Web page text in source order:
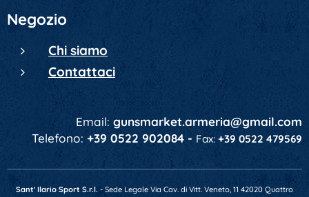
Negozio
Chi siamo
Contattaci
Email: gunsmarket.armeria@gmail.com
Telefono: +39 0522 902084 - Fax: +39 0522 479569
Sant' Ilario Sport S.r.l. - Sede Legale Via Cav. di Vitt. Veneto, 11 42020 Quattro